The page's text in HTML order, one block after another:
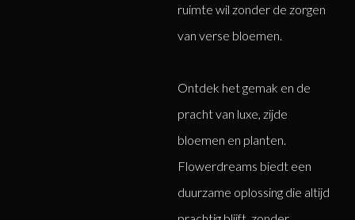
ruimte wil zonder de zorgen
van verse bloemen.
Ontdek het gemak en de
pracht van luxe, zijde
bloemen en planten.
Flowerdreams biedt een
duurzame oplossing die altijd